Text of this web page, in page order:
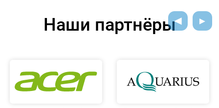
Наши партнёры